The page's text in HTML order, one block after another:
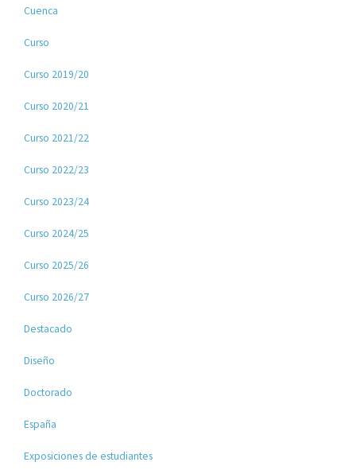
Cuenca
Curso
Curso 2019/20
Curso 2020/21
Curso 2021/22
Curso 2022/23
Curso 2023/24
Curso 2024/25
Curso 2025/26
Curso 2026/27
Destacado
Diseño
Doctorado
España
Exposiciones de estudiantes